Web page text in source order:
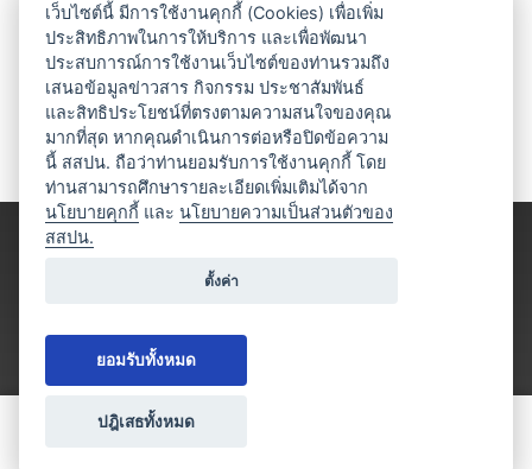
เว็บไซต์นี้ มีการใช้งานคุกกี้ (Cookies) เพื่อเพิ่ม
ประสิทธิภาพในการให้บริการ และเพื่อพัฒนา
ประสบการณ์การใช้งานเว็บไซต์ของท่านรวมถึง
เสนอข้อมูลข่าวสาร กิจกรรม ประชาสัมพันธ์
และสิทธิประโยชน์ที่ตรงตามความสนใจของคุณ
มากที่สุด หากคุณดำเนินการต่อหรือปิดข้อความ
นี้ สสปน. ถือว่าท่านยอมรับการใช้งานคุกกี้ โดย
ท่านสามารถศึกษารายละเอียดเพิ่มเติมได้จาก
นโยบายคุกกี้ และนโยบายความเป็นส่วนตัวของ
สสปน.
ตั้งค่า
ยอมรับทั้งหมด
ปฎิเสธทั้งหมด